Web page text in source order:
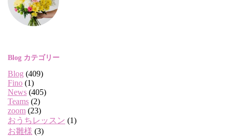
Blog カテゴリー
Blog (409)
Fino (1)
News (405)
Teams (2)
zoom (23)
おうちレッスン (1)
お雛様 (3)